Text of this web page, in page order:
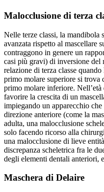
Malocclusione di terza
Nelle terze classi, la mandibola
avanzata rispetto al mascellare
contraggono in genere un
casi più gravi) di inversione
relazione di terza classe
primo molare superiore si trova
primo molare inferiore.
favorire la crescita di un
impiegando un apparecchio
direzione anteriore (come la
adulta, una malocclusione
solo facendo ricorso alla
una malocclusione di lieve
discrepanza scheletrica fra le
degli elementi dentali
Maschera di Delaire